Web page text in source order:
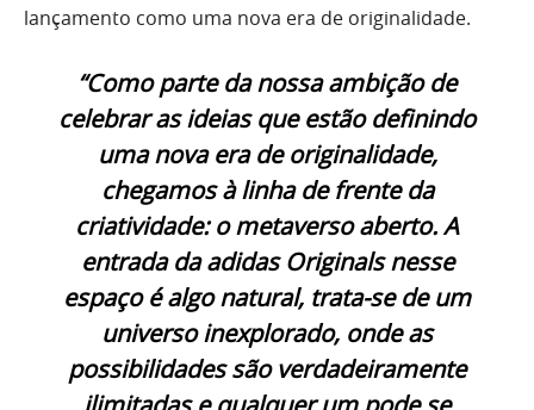
lançamento como uma nova era de originalidade.
“Como parte da nossa ambição de
celebrar as ideias que estão definindo
uma nova era de originalidade,
chegamos à linha de frente da
criatividade: o metaverso aberto. A
entrada da adidas Originals nesse
espaço é algo natural, trata-se de um
universo inexplorado, onde as
possibilidades são verdadeiramente